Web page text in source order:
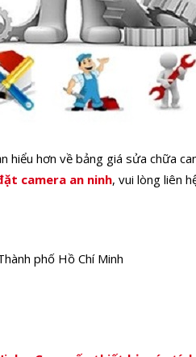
hiểu hơn về bảng giá sửa chữa
camera an ninh, vui lòng liên
phố Hồ Chí Minh